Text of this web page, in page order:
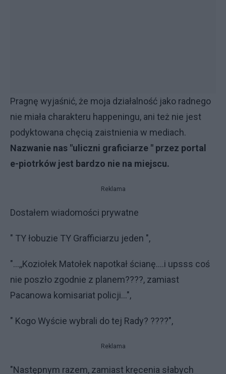
Pragnę wyjaśnić, że moja działalność jako radnego
nie miała charakteru happeningu, ani też nie jest
podyktowana chęcią zaistnienia w mediach.
Nazwanie nas "uliczni graficiarze " przez portal
e-piotrków jest bardzo nie na miejscu.
Reklama
Dostałem wiadomości prywatne
" TY łobuzie TY Grafficiarzu jeden ",
"...,,Koziołek Matołek napotkał ścianę....i upsss coś
nie poszło zgodnie z planem????, zamiast
Pacanowa komisariat policji...",
" Kogo Wyście wybrali do tej Rady? ????",
Reklama
"Następnym razem, zamiast kręcenia słabych